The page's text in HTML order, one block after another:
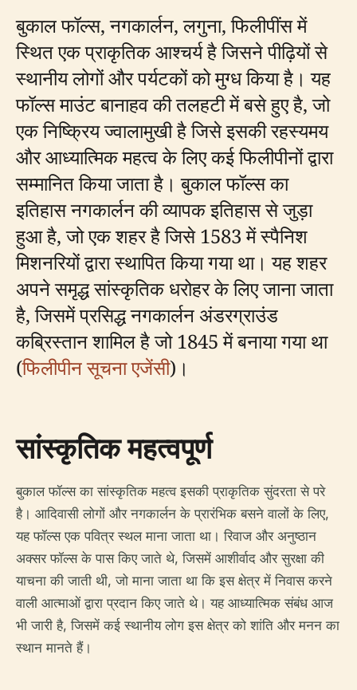
बुकाल फॉल्स, नगकार्लन, लगुना, फिलीपींस में
स्थित एक प्राकृतिक आश्चर्य है जिसने पीढ़ियों से
स्थानीय लोगों और पर्यटकों को मुग्ध किया है। यह
फॉल्स माउंट बानाहव की तलहटी में बसे हुए है, जो
एक निष्क्रिय ज्वालामुखी है जिसे इसकी रहस्यमय
और आध्यात्मिक महत्व के लिए कई फिलीपीनों द्वारा
सम्मानित किया जाता है। बुकाल फॉल्स का
इतिहास नगकार्लन की व्यापक इतिहास से जुड़ा
हुआ है, जो एक शहर है जिसे 1583 में स्पैनिश
मिशनरियों द्वारा स्थापित किया गया था। यह शहर
अपने समृद्ध सांस्कृतिक धरोहर के लिए जाना जाता
है, जिसमें प्रसिद्ध नगकार्लन अंडरग्राउंड
कब्रिस्तान शामिल है जो 1845 में बनाया गया था
(फिलीपीन सूचना एजेंसी)।
सांस्कृतिक महत्वपूर्ण
बुकाल फॉल्स का सांस्कृतिक महत्व इसकी प्राकृतिक सुंदरता से परे
है। आदिवासी लोगों और नगकार्लन के प्रारंभिक बसने वालों के लिए,
यह फॉल्स एक पवित्र स्थल माना जाता था। रिवाज और अनुष्ठान
अक्सर फॉल्स के पास किए जाते थे, जिसमें आशीर्वाद और सुरक्षा की
याचना की जाती थी, जो माना जाता था कि इस क्षेत्र में निवास करने
वाली आत्माओं द्वारा प्रदान किए जाते थे। यह आध्यात्मिक संबंध आज
भी जारी है, जिसमें कई स्थानीय लोग इस क्षेत्र को शांति और मनन का
स्थान मानते हैं।